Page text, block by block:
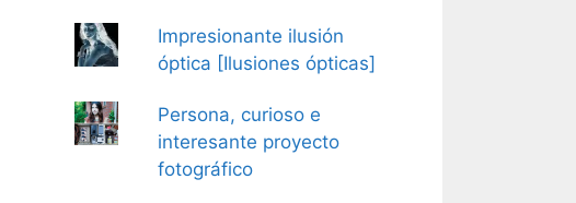
Impresionante ilusión
óptica [Ilusiones ópticas]
Persona, curioso e
interesante proyecto
fotográfico